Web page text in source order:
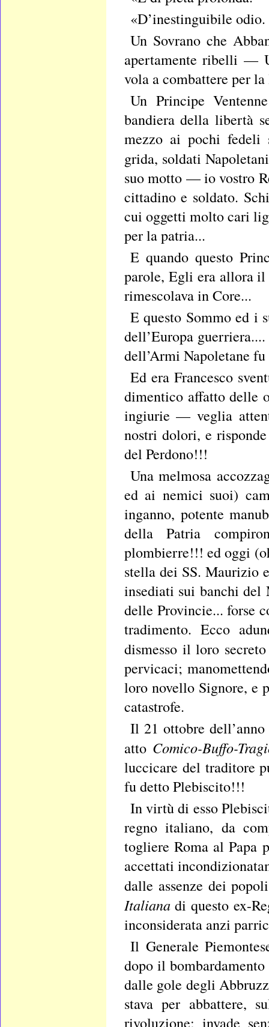
«D’inestinguibile odio.
Un Sovrano che
apertamente ribelli —
vola a combattere per
Un Principe
bandiera della libertà
mezzo ai pochi
grida, soldati
suo motto — io vostro
cittadino e soldato.
cui oggetti molto cari
per la patria...
E quando questo
parole, Egli era allora
rimescolava in Core...
E questo Sommo ed i
dell’Europa
dell’Armi Napoletane
Ed era Francesco
dimentico affatto delle
ingiurie — veglia
nostri dolori, e
del Perdono!!!
Una melmosa
ed ai nemici suoi)
inganno, potente
della Patria
plombierre!!! ed oggi
stella dei SS. Maurizio
insediati sui banchi del
delle Provincie... forse
tradimento. Ecco
dismesso il loro
pervicaci;
loro novello Signore, e
catastrofe.
Il 21 ottobre
attoComico-Buffo-
luccicare del traditore
fu detto Plebiscito!!!
In virtù di esso
regno italiano, da
togliere Roma al Papa
accettati
dalle assenze dei
Italianadi questo ex-
inconsiderata anzi
Il Generale
dopo il
dalle gole degli
stava per abbattere,
rivoluzione; invade